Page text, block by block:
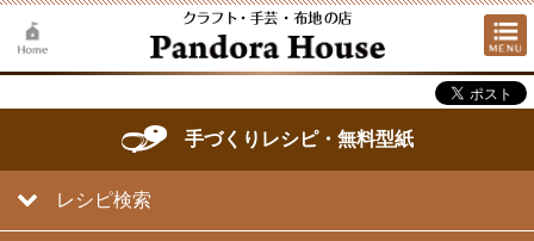
手づくりレシピ・無料型紙
レシピ検索